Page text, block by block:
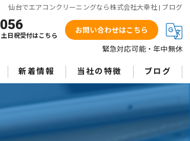
仙台でエアコンクリーニングなら株式会社大幸社 | ブログ
日祝受付はこちら
お問い合わせはこちら
緊急対応可能・年中無休
新着情報 当社の特徴 ブログ